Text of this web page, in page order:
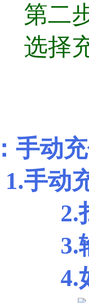
第二
值卡
手动
1.手动
最
金
忘